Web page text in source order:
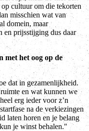
cultuur om die tekorten
misschien wat van
domein, maar
en prijsstijging dus daar
met het oog op de
dat in gezamenlijkheid.
en wat kunnen we
erg ieder voor z’n
na de verkiezingen
laten horen en je belang
je winst behalen."